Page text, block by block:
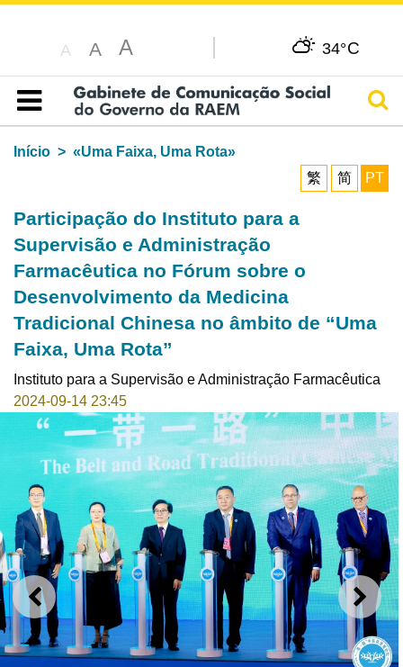
A A A 34°C
Índice
Início
«Uma Faixa, Uma Rota»
繁
简 PT
Participação do Instituto para a
Supervisão e Administração
Farmacêutica no Fórum sobre o
Desenvolvimento da Medicina
Tradicional Chinesa no âmbito de “Uma
Faixa, Uma Rota”
Instituto para a Supervisão e Administração Farmacêutica
2024-09-14 23:45
ANTERIOR